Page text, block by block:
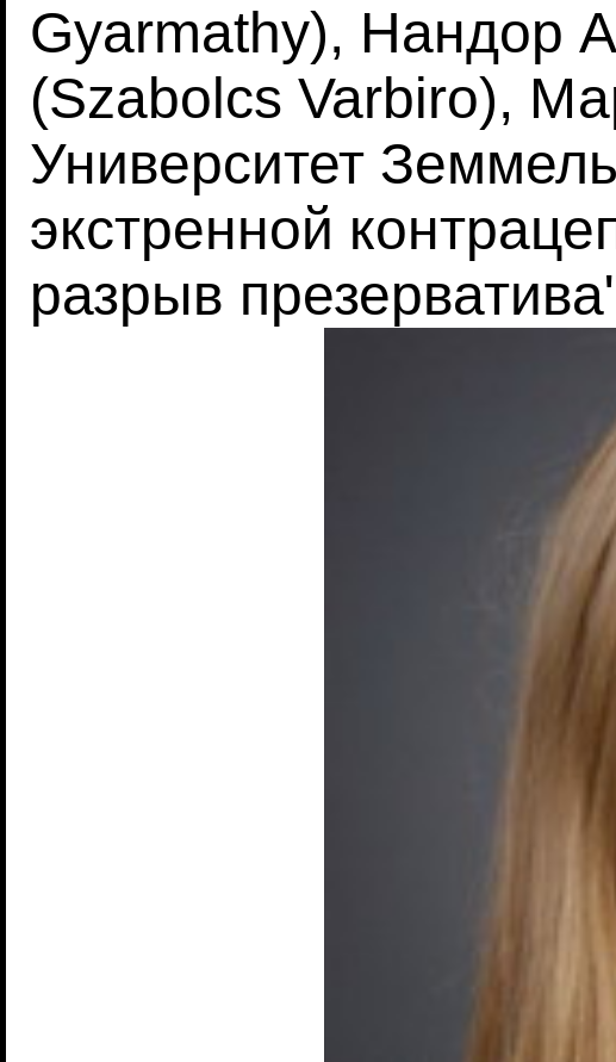
Gyarmathy), Нандор
(Szabolcs Varbiro),
Университет
экстренной
разрыв